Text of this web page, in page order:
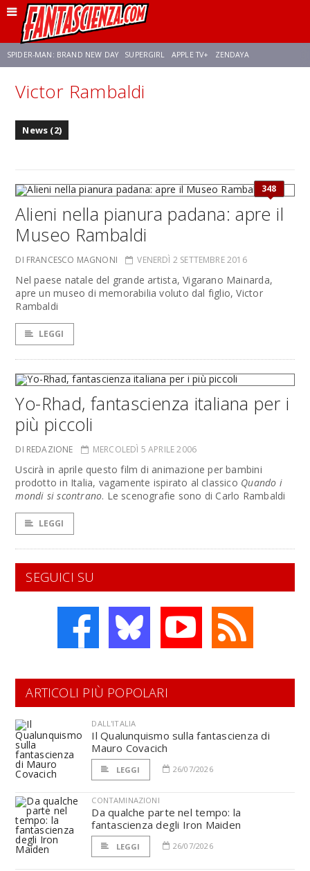
SPIDER-MAN: BRAND NEW DAY SUPERGIRL APPLE TV+ ZENDAYA
FRANCO RICCIARDIELLO AVENGERS: DOOMSDAY
Victor Rambaldi
News (2)
348
Alieni nella pianura padana: apre il
Museo Rambaldi
DI FRANCESCO MAGNONI VENERDÌ 2 SETTEMBRE 2016
Nel paese natale del grande artista, Vigarano Mainarda,
apre un museo di memorabilia voluto dal figlio, Victor
Rambaldi
LEGGI
Yo-Rhad, fantascienza italiana per i
più piccoli
DI REDAZIONE MERCOLEDÌ 5 APRILE 2006
Uscirà in aprile questo film di animazione per bambini
prodotto in Italia, vagamente ispirato al classico Quando i
mondi si scontrano. Le scenografie sono di Carlo Rambaldi
LEGGI
SEGUICI SU
ARTICOLI PIÙ POPOLARI
DALL'ITALIA
Il Qualunquismo sulla fantascienza di
Mauro Covacich
LEGGI 26/07/2026
CONTAMINAZIONI
Da qualche parte nel tempo: la
fantascienza degli Iron Maiden
LEGGI 26/07/2026